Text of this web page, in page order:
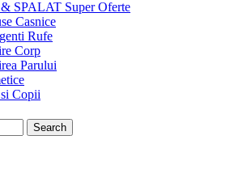
SPALAT Super Oferte
Casnice
Rufe
Corp
Parului
Copii
Search